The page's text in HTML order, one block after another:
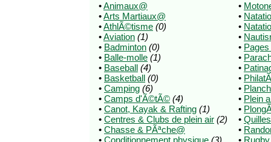
•Animaux@
•Arts Martiaux@
•AthlÃ©tisme (0)
•Aviation (1)
• Badminton (0)
• Balle-molle (1)
• Baseball (4)
• Basketball (0)
• Camping (6)
• Camps d'Ã©tÃ© (4)
• Canot, Kayak & Rafting (1)
• Centres & Clubs de plein air (2)
• Chasse & PÃªche@
• Conditionnement physique (3)
•
•
•
•
•
•
•
•
•
• Plein
•
• Quilles
•
• Rugby